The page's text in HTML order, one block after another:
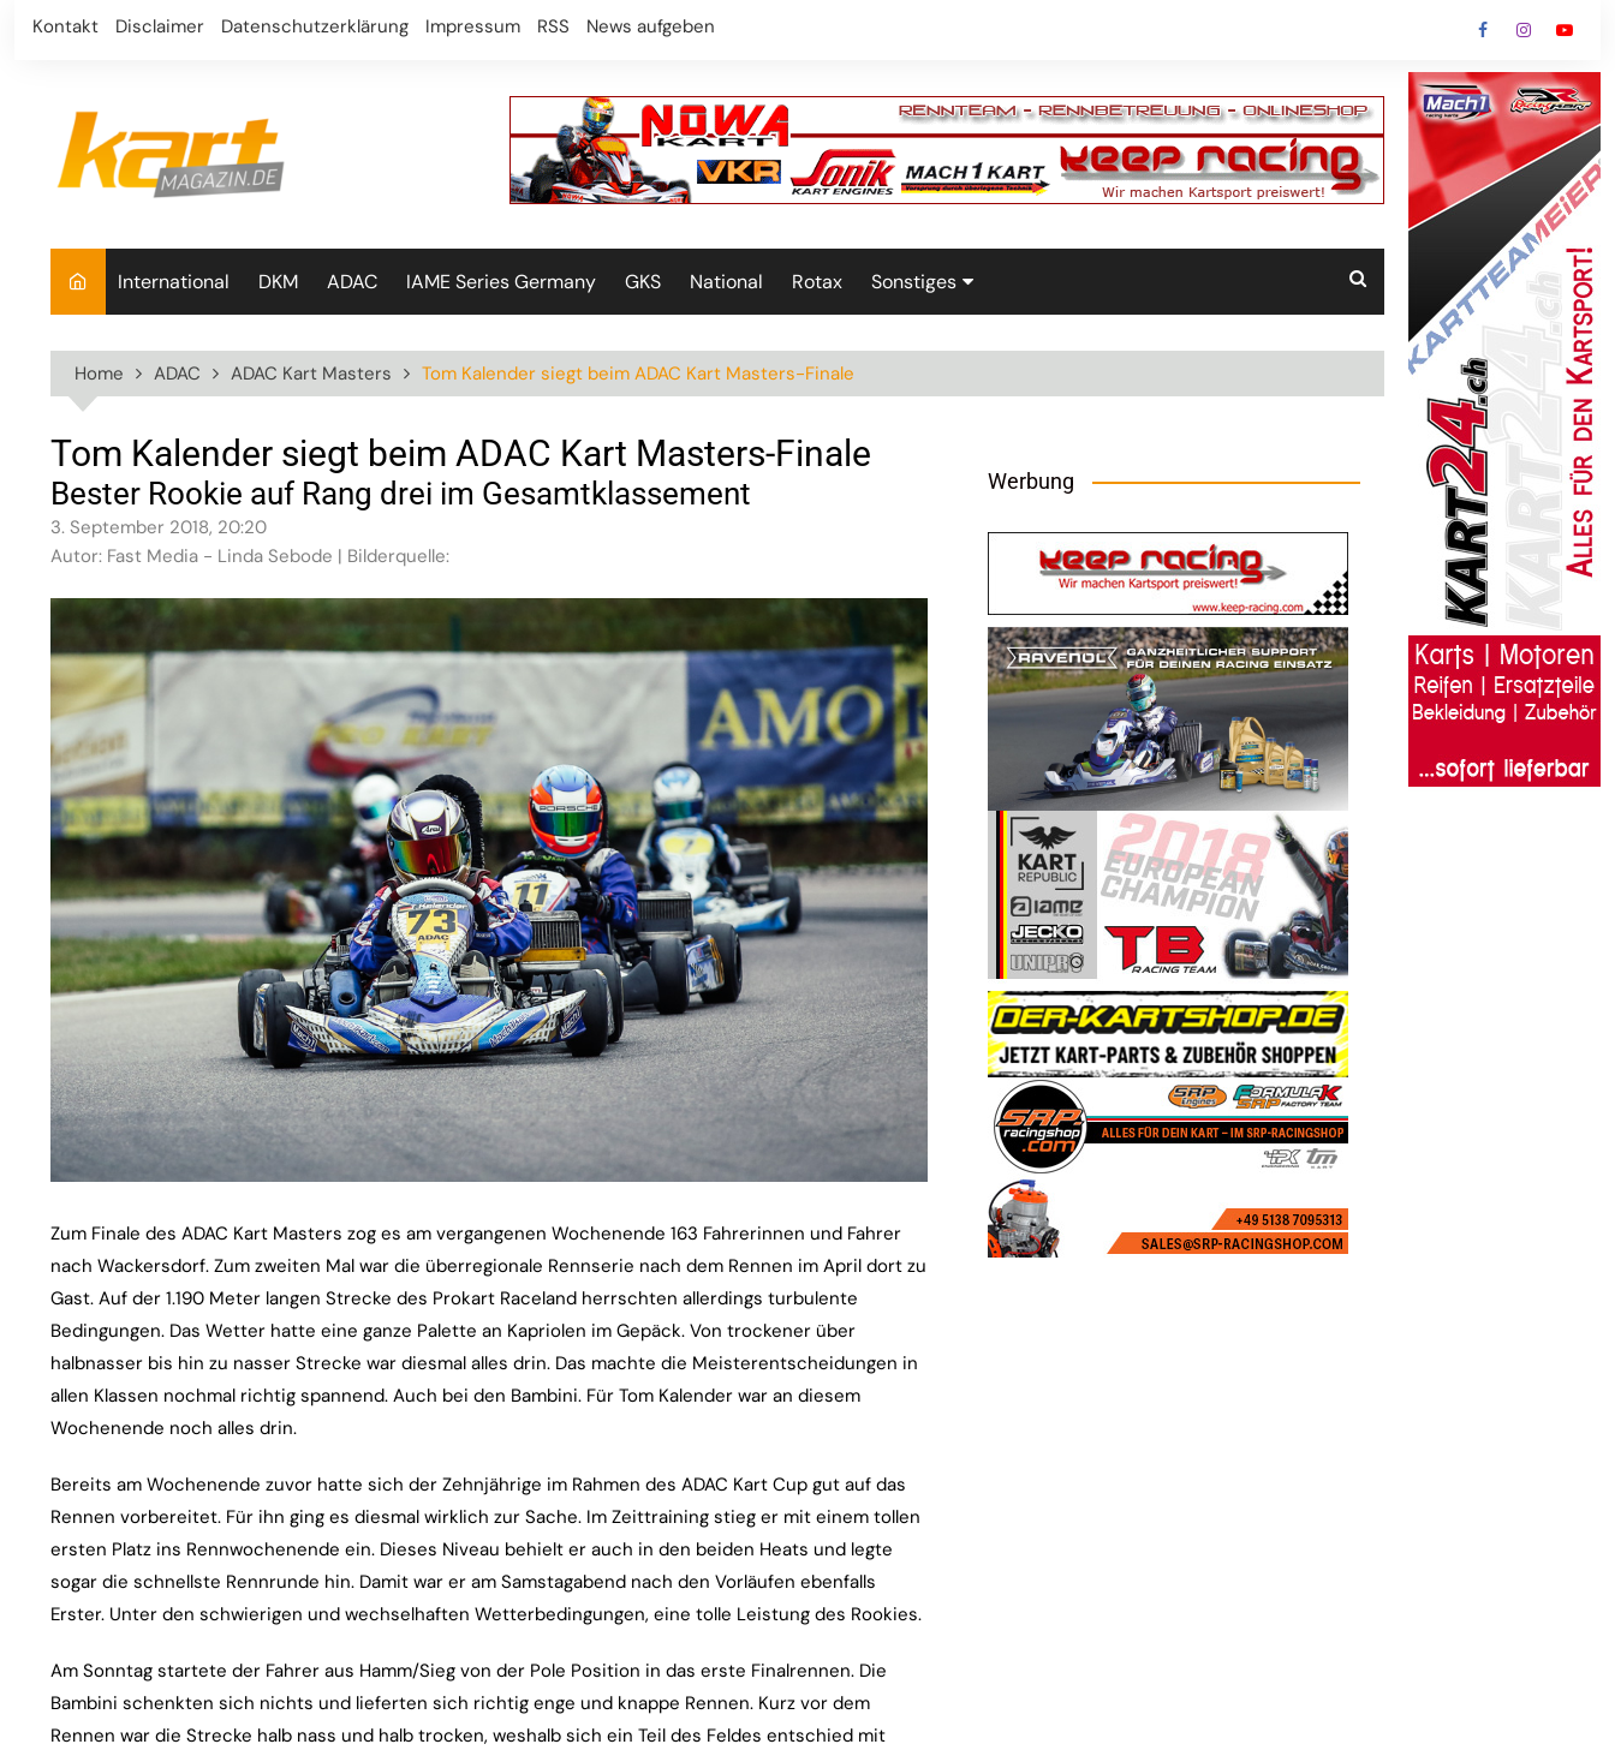
Skip
Kontakt Disclaimer Datenschutzerklärung Impressum RSS News aufgeben
International DKM ADAC IAME Series Germany GKS National Rotax Sonstiges
Home ADAC ADAC Kart Masters Tom Kalender siegt beim ADAC Kart Masters-Finale
Tom Kalender siegt beim ADAC Kart Masters-Finale
Bester Rookie auf Rang drei im Gesamtklassement
3. September 2018, 20:20
Autor: Fast Media - Linda Sebode | Bilderquelle:
Zum Finale des ADAC Kart Masters zog es am vergangenen Wochenende 163 Fahrerinnen und Fahrer
nach Wackersdorf. Zum zweiten Mal war die überregionale Rennserie nach dem Rennen im April dort zu
Gast. Auf der 1.190 Meter langen Strecke des Prokart Raceland herrschten allerdings turbulente
Bedingungen. Das Wetter hatte eine ganze Palette an Kapriolen im Gepäck. Von trockener über
halbnasser bis hin zu nasser Strecke war diesmal alles drin. Das machte die Meisterentscheidungen in
allen Klassen nochmal richtig spannend. Auch bei den Bambini. Für Tom Kalender war an diesem
Wochenende noch alles drin.
Bereits am Wochenende zuvor hatte sich der Zehnjährige im Rahmen des ADAC Kart Cup gut auf das
Rennen vorbereitet. Für ihn ging es diesmal wirklich zur Sache. Im Zeittraining stieg er mit einem tollen
ersten Platz ins Rennwochenende ein. Dieses Niveau behielt er auch in den beiden Heats und legte
sogar die schnellste Rennrunde hin. Damit war er am Samstagabend nach den Vorläufen ebenfalls
Erster. Unter den schwierigen und wechselhaften Wetterbedingungen, eine tolle Leistung des Rookies.
Am Sonntag startete der Fahrer aus Hamm/Sieg von der Pole Position in das erste Finalrennen. Die
Bambini schenkten sich nichts und lieferten sich richtig enge und knappe Rennen. Kurz vor dem
Rennen war die Strecke halb nass und halb trocken, weshalb sich ein Teil des Feldes entschied mit
Werbung